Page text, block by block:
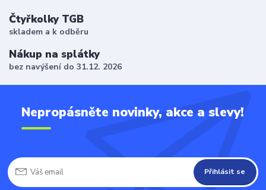
Čtyřkolky TGB
skladem a k odběru
Nákup na splátky
bez navýšení do 31.12. 2026
Nepropásněte novinky, akce a slevy!
Přihlásit se